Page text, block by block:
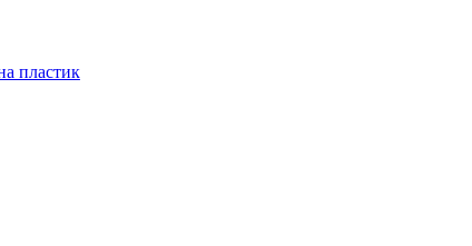
пластик